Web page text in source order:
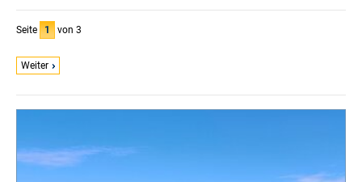
Seite 1 von 3
Weiter